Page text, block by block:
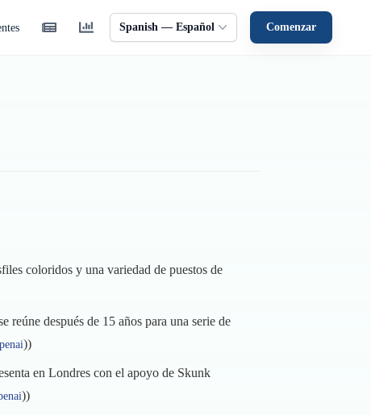
Spanish — Español Comenzar
coloridos y una variedad de puestos de
después de 15 años para una serie de
))
en Londres con el apoyo de Skunk
))